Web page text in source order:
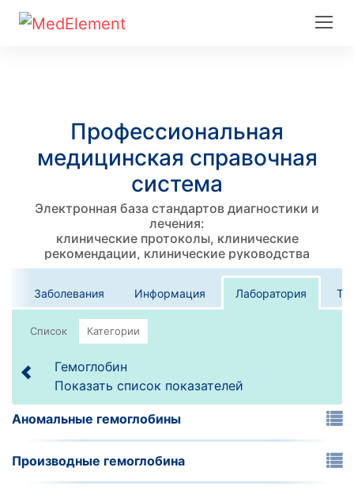
Профессиональная
медицинская справочная
система
Электронная база стандартов диагностики и
лечения:
клинические протоколы, клинические
рекомендации, клинические руководства
Заболевания Информация Лаборатория
Список Категории
Гемоглобин
Показать список показателей
Аномальные гемоглобины
Производные гемоглобина